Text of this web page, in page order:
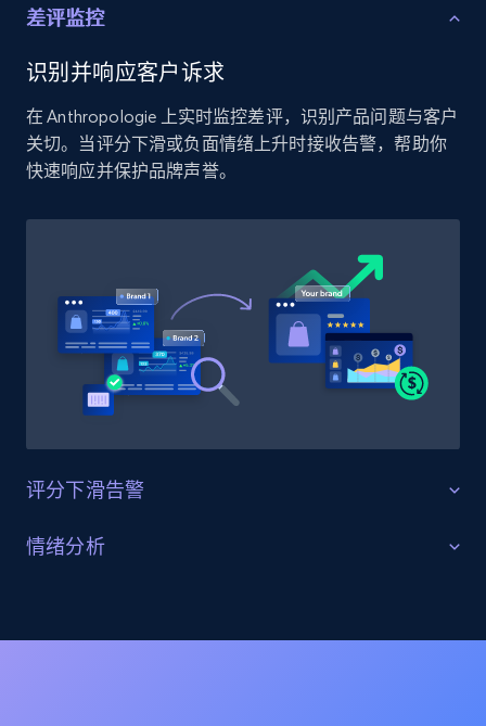
specified UPC
Sku, Product id, Product name, Manufacturer,
and more.
Home Depot US - Discovery products by
specific category URL
URL, Domain, Country code, Model number,
Sku, Product id, Product name, Manufacturer,
and more.
2.1K+
Reviews count shop, Reviews count item, Initial
差评监控
识别并响应客户诉求
在 Anthropologie 上实时监控差评，识别产品问题与客户
关切。当评分下滑或负面情绪上升时接收告警，帮助你
快速响应并保护品牌声誉。
评分下滑告警
守护产品评分
评分突然下滑，并通过提前介入防止声誉受损。
情绪分析
利用 AI 驱动的情绪分析，理解所有 Anthropologie 评价